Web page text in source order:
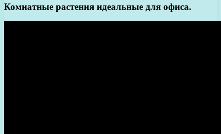
Комнатные растения идеальные для офиса.